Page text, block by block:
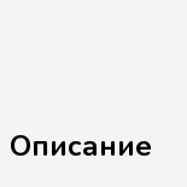
Описание